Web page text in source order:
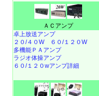
ＡＣアンプ
卓上放送アンプ
２０/４０W
６０/１２０W
多機能ＰＡアンプ
ラジオ体操アンプ
６０/１２０wアンプ詳細